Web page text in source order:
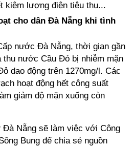
kiệm lượng điện tiêu thụ...
cho dân Đà Nẵng khi tình
nước Đà Nẵng, thời gian gần
nước Cầu Đỏ bị nhiễm mặn
dao động trên 1270mg/l. Các
hoạt động hết công suất
giảm độ mặn xuống còn
Nẵng sẽ làm việc với Công
Bung để chia sẻ nguồn